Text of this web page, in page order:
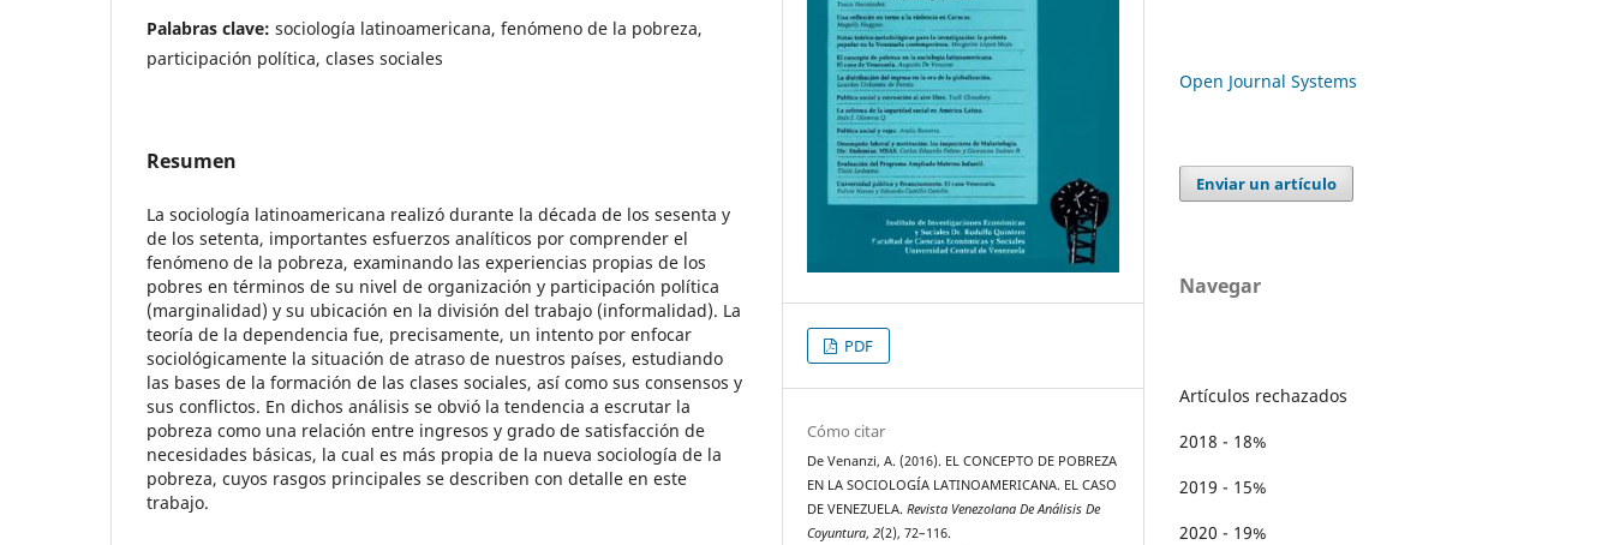
Palabras clave: sociología latinoamericana, fenómeno de la pobreza,
participación política, clases sociales
Resumen
La sociología latinoamericana realizó durante la década de los sesenta y
de los setenta, importantes esfuerzos analíticos por comprender el
fenómeno de la pobreza, examinando las experiencias propias de los
pobres en términos de su nivel de organización y participación política
(marginalidad) y su ubicación en la división del trabajo (informalidad). La
teoría de la dependencia fue, precisamente, un intento por enfocar
sociológicamente la situación de atraso de nuestros países, estudiando
las bases de la formación de las clases sociales, así como sus consensos y
sus conflictos. En dichos análisis se obvió la tendencia a escrutar la
pobreza como una relación entre ingresos y grado de satisfacción de
necesidades básicas, la cual es más propia de la nueva sociología de la
pobreza, cuyos rasgos principales se describen con detalle en este
trabajo.
PDF
Cómo citar
De Venanzi, A. (2016). EL CONCEPTO DE POBREZA
EN LA SOCIOLOGÍA LATINOAMERICANA. EL CASO
DE VENEZUELA.Revista Venezolana De Análisis De
Coyuntura,2(2), 72–116.
Open Journal Systems
Enviar un artículo
Navegar
Artículos rechazados
2018 - 18%
2019 - 15%
2020 - 19%